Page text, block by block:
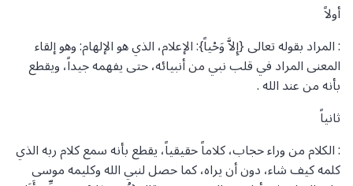
أولاً
: المراد بقوله تعالى {إِلاَّ وَحْياً}: الإعلام، الذي هو الإلهام: وهو إلقاء
المعنى المراد في قلب نبي من أنبيائه، حتى يفهمه جيداً، ويقطع
بأنه من عند الله .
ثانياً
: الكلام من وراء حجاب، كلاماً حقيقياً، يقطع بأنه سمع كلام ربه الذي
كلمه كيف شاء، دون أن يراه، كما حصل لنبي الله وكليمه موسى